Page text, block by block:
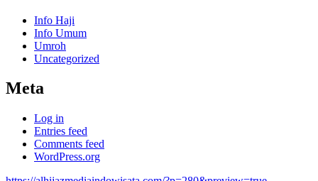
Info Haji
Info Umum
Umroh
Uncategorized
Meta
Log in
Entries feed
Comments feed
WordPress.org